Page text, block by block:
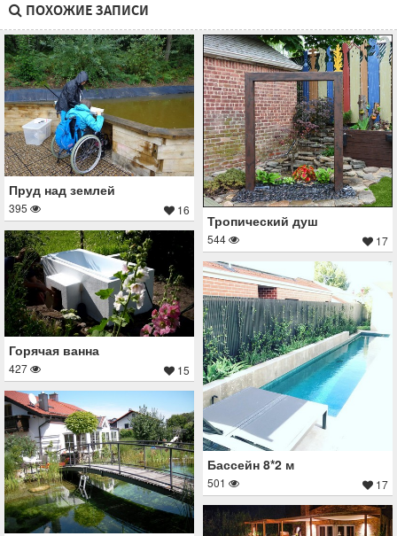
ПОХОЖИЕ ЗАПИСИ
Пруд над землей
395 16
Тропический душ
544 17
Горячая ванна
427 15
Бассейн 8*2 м
501 17